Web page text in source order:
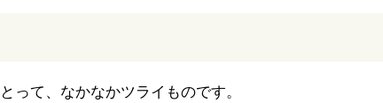
って、なかなかツライものです。